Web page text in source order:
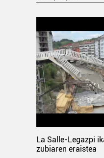
La Salle-Legazpi
zubiaren eraistea